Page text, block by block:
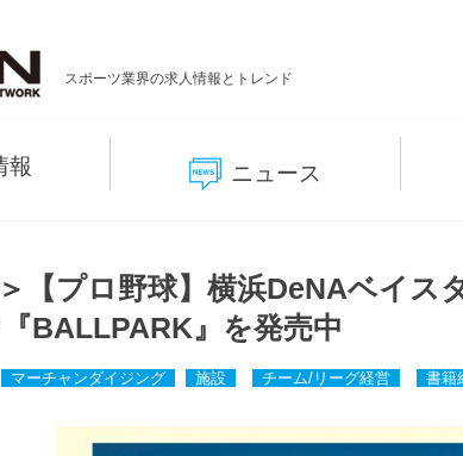
スポーツ業界の求人情報とトレンド
報 ニュース
【プロ野球】横浜DeNAベイス
BALLPARK』を発売中
マーチャンダイジング 施設 チーム/リーグ経営 書籍